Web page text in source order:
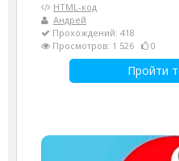
HTML-код
Андрей
Прохождений: 418
Просмотров: 1 526
0
Пройти